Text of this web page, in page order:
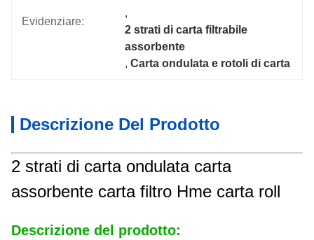
Evidenziare:
,
2 strati di carta filtrabile
assorbente
, Carta ondulata e rotoli di carta
Descrizione Del Prodotto
2 strati di carta ondulata carta
assorbente carta filtro Hme carta roll
Descrizione del prodotto: